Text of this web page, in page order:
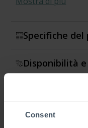
Consent
Specifiche
Disponibilità
Garanzia